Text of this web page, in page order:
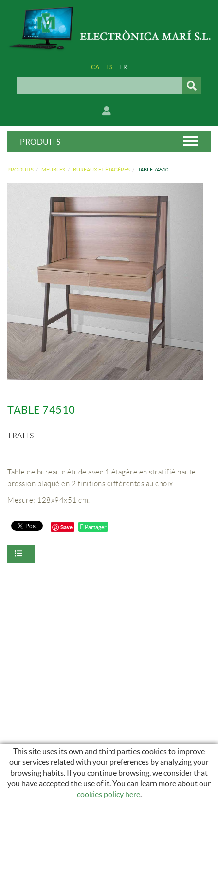
CA ES FR
PRODUITS
PRODUITS MEUBLES BUREAUX ET ÉTAGÈRES TABLE 74510
TABLE 74510
TRAITS
Table de bureau d'étude avec 1 étagère en stratifié haute
pression plaqué en 2 finitions différentes au choix.
Mesure: 128x94x51 cm.
Save Partager
This site uses its own and third parties cookies to improve
our services related with your preferences by analyzing your
browsing habits. If you continue browsing, we consider that
you have accepted the use of it. You can learn more about our
cookies policy here.